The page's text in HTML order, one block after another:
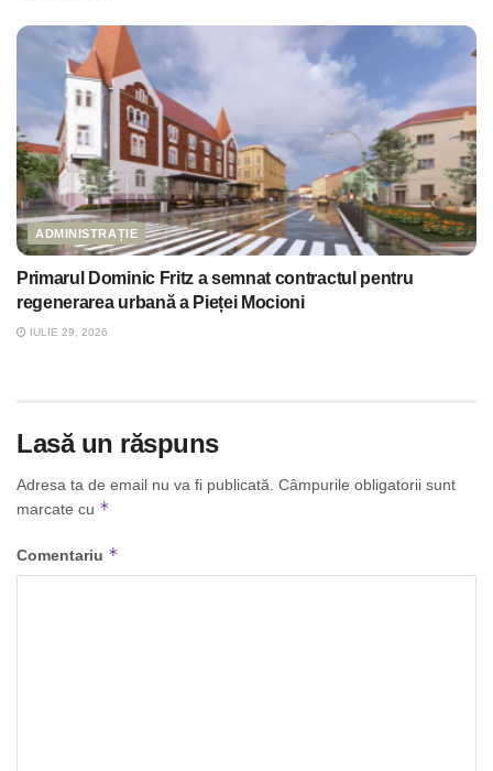
ADMINISTRAȚIE
Primarul Dominic Fritz a semnat contractul pentru
regenerarea urbană a Pieței Mocioni
IULIE 29, 2026
Lasă un răspuns
Adresa ta de email nu va fi publicată. Câmpurile obligatorii sunt
marcate cu *
Comentariu *